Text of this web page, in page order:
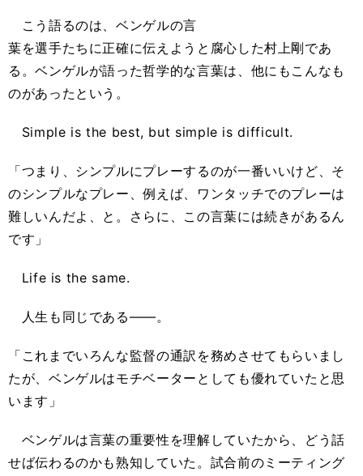
こう語るのは、ベンゲルの言
葉を選手たちに正確に伝えようと腐心した村上剛であ
る。ベンゲルが語った哲学的な言葉は、他にもこんなも
のがあったという。
Simple is the best, but simple is difficult.
「つまり、シンプルにプレーするのが一番いいけど、そ
のシンプルなプレー、例えば、ワンタッチでのプレーは
難しいんだよ、と。さらに、この言葉には続きがあるん
です」
Life is the same.
人生も同じである――。
「これまでいろんな監督の通訳を務めさせてもらいまし
たが、ベンゲルはモチベーターとしても優れていたと思
います」
ベンゲルは言葉の重要性を理解していたから、どう話
せば伝わるのかも熟知していた。試合前のミーティング